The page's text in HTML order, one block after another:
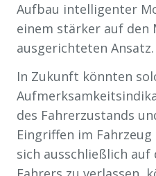
Aufbau intelligenter
einem stärker auf den
ausgerichteten Ansatz.
In Zukunft könnten
des Fahrerzustands
Eingriffen im
sich ausschließlich auf